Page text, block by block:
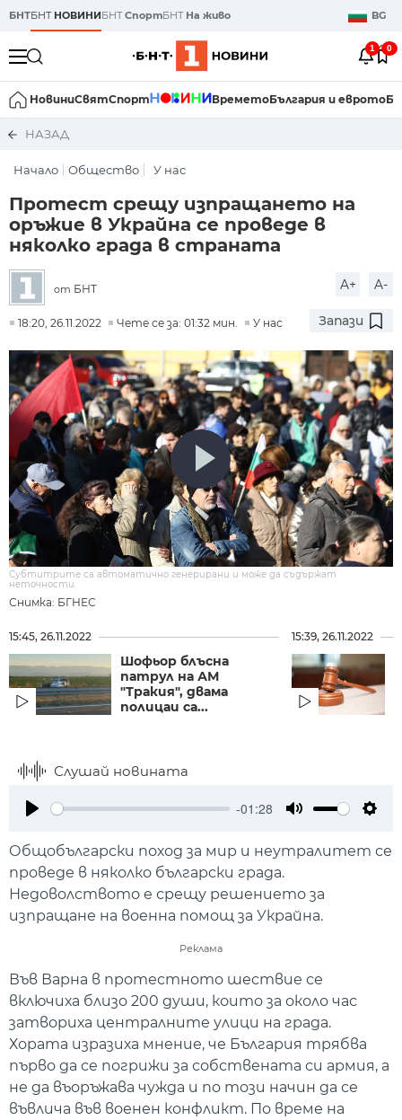
БНТБНТ НОВИНИБНТСпортБНТ На живо BG
1 0
НовиниСвятСпорт ВреметоБългария и еврото
НАЗАД
Начало Общество У нас
Протест срещу изпращането на
оръжие в Украйна се проведе в
няколко града в страната
от БНТ A+ A-
18:20, 26.11.2022 Чете се за: 01:32 мин. У нас Запази
Снимка: БГНЕС
Субтитрите са автоматично генерирани и може да съдържат
неточности.
15:45, 26.11.2022
Шофьор блъсна
патрул на АМ
"Тракия", двама
полицаи са...
15:39, 26.11.2022
Слушай новината
-01:28
Общобългарски поход за мир и неутралитет се
проведе в няколко български града.
Недоволството е срещу решението за
изпращане на военна помощ за Украйна.
Реклама
Във Варна в протестното шествие се
включиха близо 200 души, които за около час
затвориха централните улици на града.
Хората изразиха мнение, че България трябва
първо да се погрижи за собствената си армия, а
не да въоръжава чужда и по този начин да се
въвлича във военен конфликт. По време на